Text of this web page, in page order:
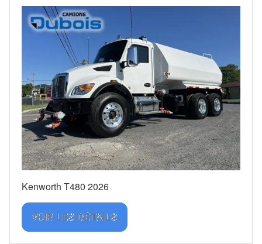
Kenworth T480 2026
VOIR LES DÉTAILS